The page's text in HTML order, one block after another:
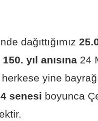
dağıttığımız
150. yıl anısına 24
yine
senesi boyunca